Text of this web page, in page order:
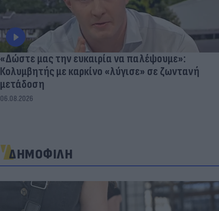
«Δώστε μας την ευκαιρία να παλέψουμε»:
Κολυμβητής με καρκίνο «λύγισε» σε ζωντανή
μετάδοση
06.08.2026
ΔΗΜΟΦΙΛΗ